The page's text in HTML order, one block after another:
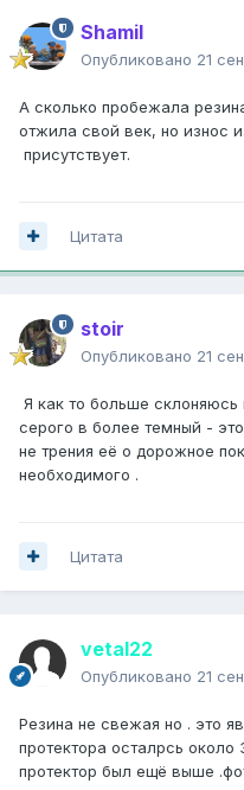
Shamil
Опубликовано 21
А сколько пробежала
отжила свой век, но износ
присутствует.
Цитата
stoir
Опубликовано 21
Я как то больше склоняюсь
серого в более темный -
не трения её о дорожное
необходимого .
Цитата
vetal22
Опубликовано 21
Резина не свежая но . это
протектора осталрсь
протектор был ещё выше